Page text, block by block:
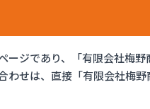
ジであり、「有限会社梅
せは、直接「有限会社梅野